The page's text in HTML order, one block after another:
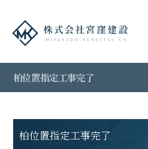
柏位置指定工事完了
柏位置指定工事完了